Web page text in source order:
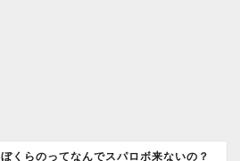
ぼくらのってなんでスパロボ来ないの？